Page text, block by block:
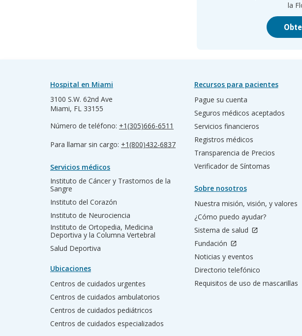
la
Hospital en Miami
3100 S.W. 62nd Ave
Miami, FL 33155
Número de teléfono: +1(305)666-6511
Para llamar sin cargo: +1(800)432-6837
Servicios médicos
Instituto de Cáncer y Trastornos de la
Sangre
Instituto del Corazón
Instituto de Neurociencia
Instituto de Ortopedia, Medicina
Deportiva y la Columna Vertebral
Salud Deportiva
Ubicaciones
Centros de cuidados urgentes
Centros de cuidados ambulatorios
Centros de cuidados pediátricos
Centros de cuidados especializados
Recursos para pacientes
Pague su cuenta
Seguros médicos aceptados
Servicios financieros
Registros médicos
Transparencia de Precios
Verificador de Síntomas
Sobre nosotros
Nuestra misión, visión, y valores
¿Cómo puedo ayudar?
Sistema de salud
Fundación
Noticias y eventos
Directorio telefónico
Requisitos de uso de mascarillas